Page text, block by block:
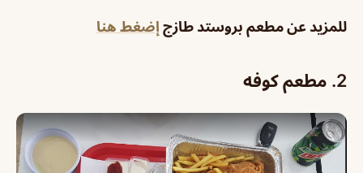
للمزيد عن مطعم بروستد طازج إضغط هنا
2. مطعم كوفه